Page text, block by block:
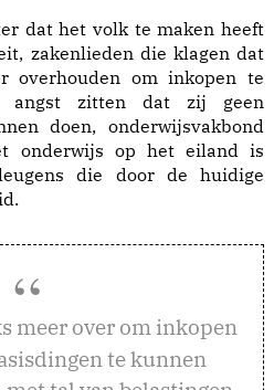
dat het volk te maken heeft
zakenlieden die klagen dat
overhouden om inkopen te
zitten dat zij geen
doen, onderwijsvakbond
onderwijs op het eiland is
die door de huidige
meer over om inkopen
te kunnen